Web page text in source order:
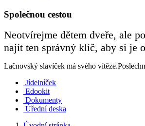
Společnou cestou
Neotvírejme dětem dveře, ale
najít ten správný klíč, aby si je
Lačnovský slavíček má svého
Jídelníček
Edookit
Dokumenty
Úřední deska